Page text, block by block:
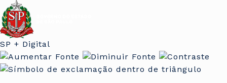
SP + Digital